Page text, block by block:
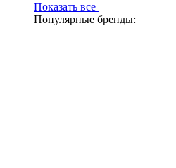
Показать все
Популярные бренды: